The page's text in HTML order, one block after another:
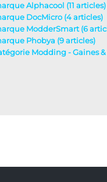
Alphacool (11 articles)
DocMicro (4 articles)
ModderSmart (6
Phobya (9 articles)
Modding - Gaines &